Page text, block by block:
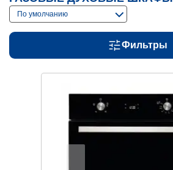
По умолчанию
Фильтры